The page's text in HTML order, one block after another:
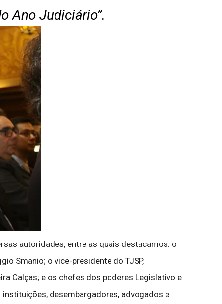
Ano Judiciário”.
autoridades, entre as quais destacamos: o
Smanio; o vice-presidente do TJSP,
Calças; e os chefes dos poderes Legislativo e
desembargadores, advogados e